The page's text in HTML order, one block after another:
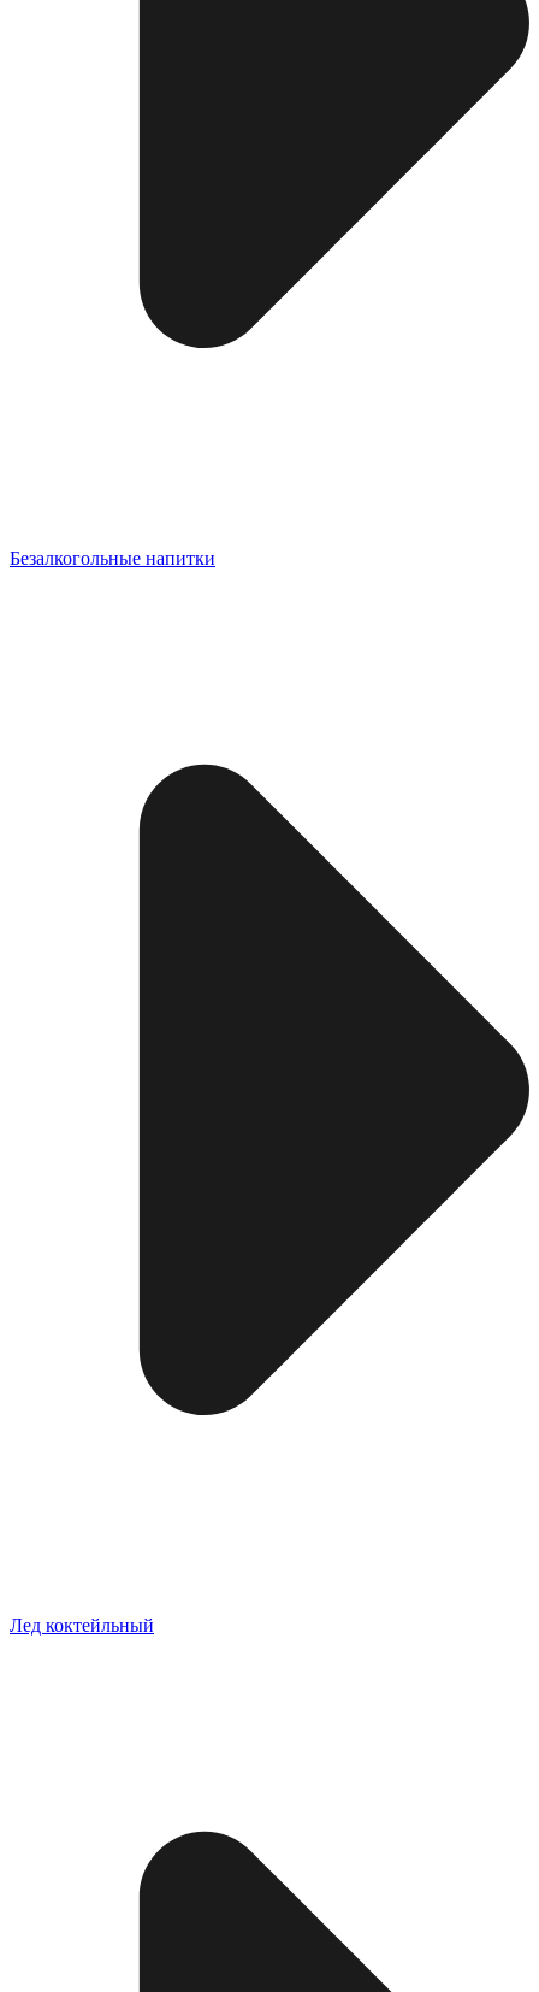
Безалкогольные напитки
Лед коктейльный